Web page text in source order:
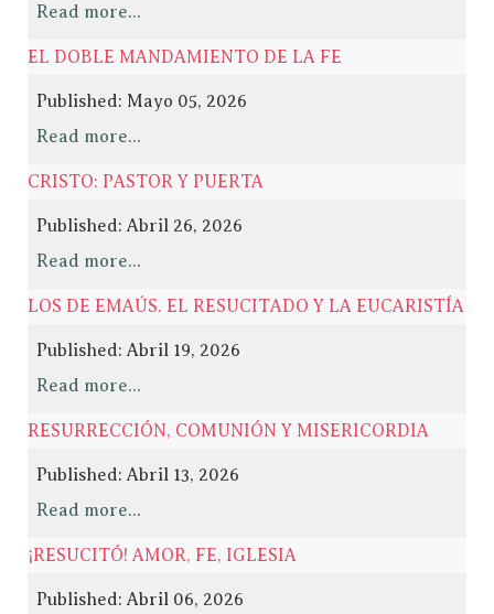
Read more...
EL DOBLE MANDAMIENTO DE LA FE
Published: Mayo 05, 2026
Read more...
CRISTO: PASTOR Y PUERTA
Published: Abril 26, 2026
Read more...
LOS DE EMAÚS. EL RESUCITADO Y LA EUCARISTÍA
Published: Abril 19, 2026
Read more...
RESURRECCIÓN, COMUNIÓN Y MISERICORDIA
Published: Abril 13, 2026
Read more...
¡RESUCITÓ! AMOR, FE, IGLESIA
Published: Abril 06, 2026